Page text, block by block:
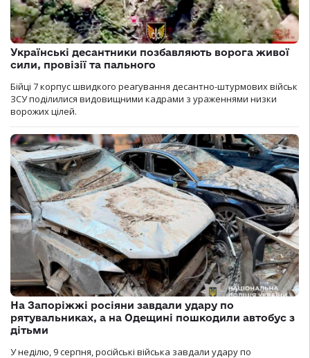
Українські десантники позбавляють ворога живої
сили, провізії та пального
Бійці 7 корпус швидкого реагування десантно-штурмових військ
ЗСУ поділилися видовищними кадрами з ураженнями низки
ворожих цілей.
На Запоріжжі росіяни завдали удару по
рятувальниках, а на Одещині пошкодили автобус з
дітьми
У неділю, 9 серпня, російські війська завдали удару по